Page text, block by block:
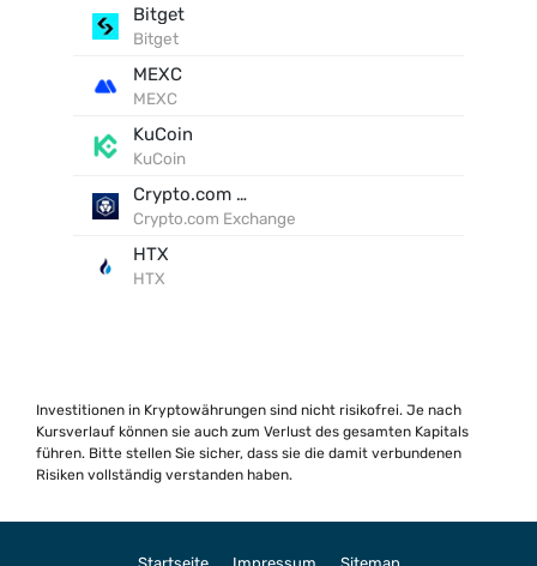
Bitget
Bitget
MEXC
MEXC
KuCoin
KuCoin
Crypto.com Exchange
Crypto.com Exchange
HTX
HTX
Investitionen in Kryptowährungen sind nicht risikofrei. Je nach
Kursverlauf können sie auch zum Verlust des gesamten Kapitals
führen. Bitte stellen Sie sicher, dass sie die damit verbundenen
Risiken vollständig verstanden haben.